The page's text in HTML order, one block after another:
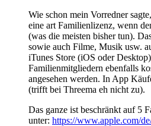
Wie schon mein Vorredner
eine art Familienlizenz, wenn
(was die meisten bisher tun).
sowie auch Filme, Musik usw.
iTunes Store (iOS oder
Familienmitgliedern ebenfalls
angesehen werden. In App
(trifft bei Threema eh nicht zu).
Das ganze ist beschränkt auf 5
unter: https://www.apple.com/